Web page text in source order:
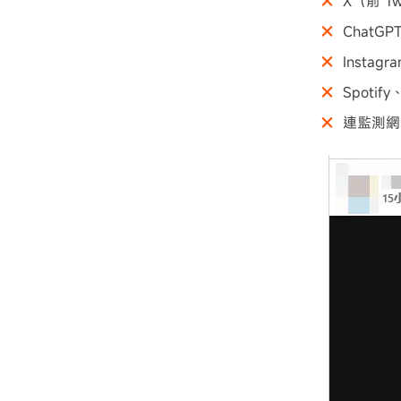
Spotify
連監測